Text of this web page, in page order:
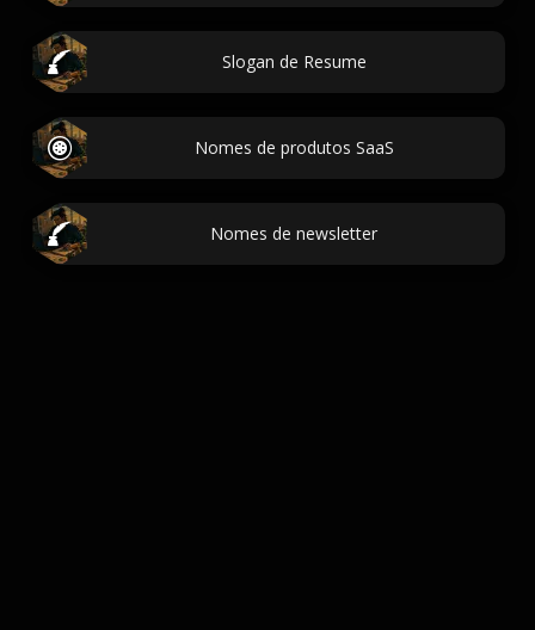
Slogan de Resume
Nomes de produtos SaaS
Nomes de newsletter